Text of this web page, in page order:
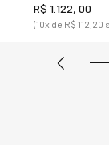
R$ 1.122, 00
(10x de R$ 112,20